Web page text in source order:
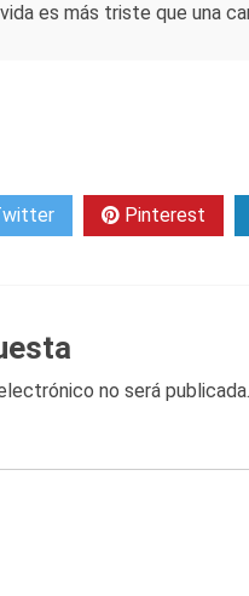
es más triste que una
Pinterest
no será publicada.